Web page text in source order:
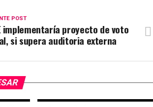
POST
implementaría proyecto de voto
si supera auditoria externa